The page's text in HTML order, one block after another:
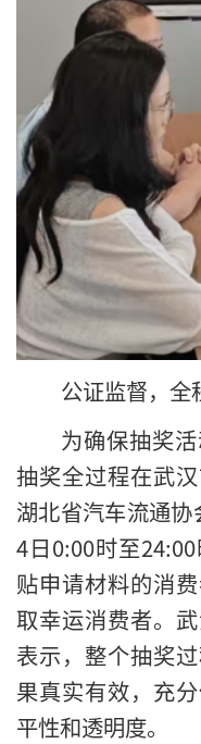
公证监督，全
为确保抽奖
抽奖全过程在武
湖北省汽车流通
4日0:00时至
贴申请材料的消
取幸运消费者。
表示，整个抽奖
果真实有效，充
平性和透明度。